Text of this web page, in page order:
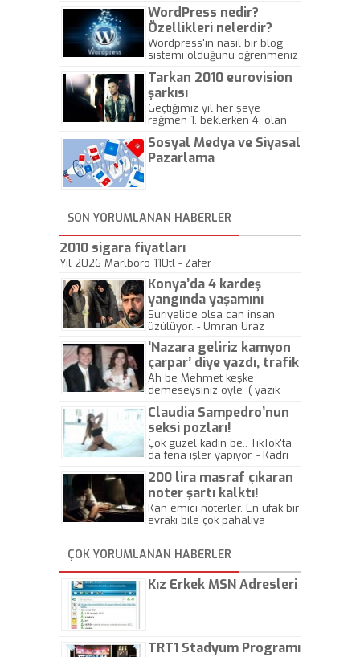
WordPress nedir?
Özellikleri nelerdir?
Wordpress'in nasıl bir blog
sistemi olduğunu öğrenmeniz
Tarkan 2010 eurovision
şarkısı
Geçtiğimiz yıl her şeye
rağmen 1. beklerken 4. olan
gösterisinin bu yarışmada
önemli olmadığını anlamıştır.
Sosyal Medya ve Siyasal
Pazarlama
SON YORUMLANAN HABERLER
2010 sigara fiyatları
Yıl 2026 Marlboro 110tl - Zafer
Konya’da 4 kardeş
yangında yaşamını
yitirdi
Suriyelide olsa can insan
üzülüyor. - Umran Uraz
’Nazara geliriz kamyon
çarpar’ diye yazdı, trafik
kazasında öldü!
Ah be Mehmet keşke
demeseysiniz öyle :( yazık
Claudia Sampedro’nun
seksi pozları!
Çok güzel kadın be.. TikTok'ta
da fena işler yapıyor. - Kadri
200 lira masraf çıkaran
noter şartı kalktı!
Kan emici noterler. En ufak bir
evrakı bile çok pahalıya
kaptırıyorsunuz. - Kayhan
Gezenti
ÇOK YORUMLANAN HABERLER
Kız Erkek MSN Adresleri
TRT1 Stadyum Programı